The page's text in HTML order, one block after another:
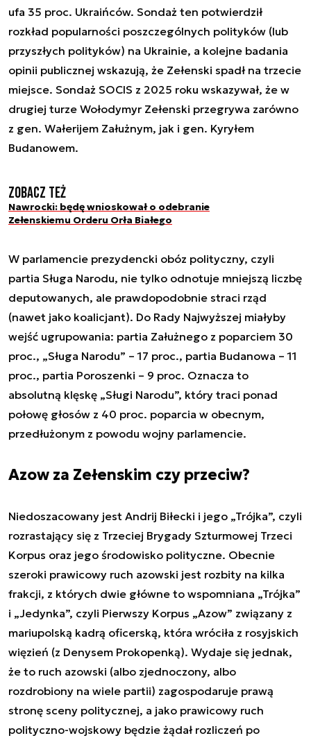
ufa 35 proc. Ukraińców. Sondaż ten potwierdził
rozkład popularności poszczególnych polityków (lub
przyszłych polityków) na Ukrainie, a kolejne badania
opinii publicznej wskazują, że Zełenski spadł na trzecie
miejsce. Sondaż SOCIS z 2025 roku wskazywał, że w
drugiej turze Wołodymyr Zełenski przegrywa zarówno
z gen. Wałerijem Załużnym, jak i gen. Kyryłem
Budanowem.
Zobacz też
Nawrocki: będę wnioskował o odebranie
Zełenskiemu Orderu Orła Białego
W parlamencie prezydencki obóz polityczny, czyli
partia Sługa Narodu, nie tylko odnotuje mniejszą liczbę
deputowanych, ale prawdopodobnie straci rząd
(nawet jako koalicjant). Do Rady Najwyższej miałyby
wejść ugrupowania: partia Załużnego z poparciem 30
proc., „Sługa Narodu” – 17 proc., partia Budanowa – 11
proc., partia Poroszenki – 9 proc. Oznacza to
absolutną klęskę „Sługi Narodu”, który traci ponad
połowę głosów z 40 proc. poparcia w obecnym,
przedłużonym z powodu wojny parlamencie.
Azow za Zełenskim czy przeciw?
Niedoszacowany jest Andrij Biłecki i jego „Trójka”, czyli
rozrastający się z Trzeciej Brygady Szturmowej Trzeci
Korpus oraz jego środowisko polityczne. Obecnie
szeroki prawicowy ruch azowski jest rozbity na kilka
frakcji, z których dwie główne to wspomniana „Trójka”
i „Jedynka”, czyli Pierwszy Korpus „Azow” związany z
mariupolską kadrą oficerską, która wróciła z rosyjskich
więzień (z Denysem Prokopenką). Wydaje się jednak,
że to ruch azowski (albo zjednoczony, albo
rozdrobiony na wiele partii) zagospodaruje prawą
stronę sceny politycznej, a jako prawicowy ruch
polityczno-wojskowy będzie żądał rozliczeń po